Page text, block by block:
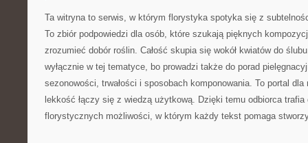
Ta witryna to serwis, w którym florystyka spotyka się z
To zbiór podpowiedzi dla osób, które szukają pięknych
zrozumieć dobór roślin. Całość skupia się wokół kwiatów do
wyłącznie w tej tematyce, bo prowadzi także do porad
sezonowości, trwałości i sposobach komponowania. To portal
lekkość łączy się z wiedzą użytkową. Dzięki temu odbiorca trafia
florystycznych możliwości, w którym każdy tekst pomaga